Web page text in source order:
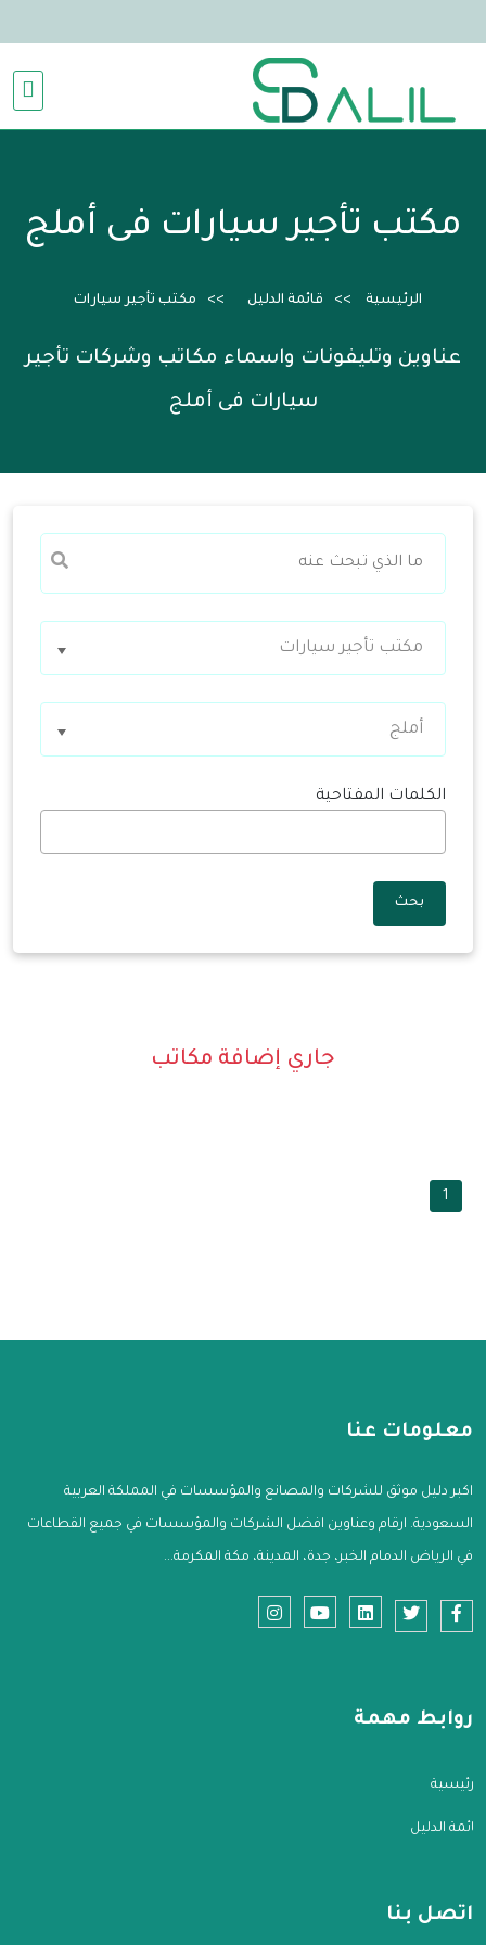
مكتب تأجير سيارات فى أملج
الرئيسية قائمة الدليل مكتب تأجير سيارات
عناوين وتليفونات واسماء مكاتب وشركات تأجير
سيارات فى أملج
مكتب تأجير سيارات
أملج
الكلمات المفتاحية
بحث
جاري إضافة مكاتب
1
معلومات عنا
اكبر دليل موثق للشركات والمصانع والمؤسسات في المملكة العربية
السعودية. ارقام وعناوين افضل الشركات والمؤسسات في جميع القطاعات
في الرياض الدمام الخبر، جدة، المدينة، مكة المكرمة...
روابط مهمة
الرئيسية
قائمة الدليل
اتصل بنا